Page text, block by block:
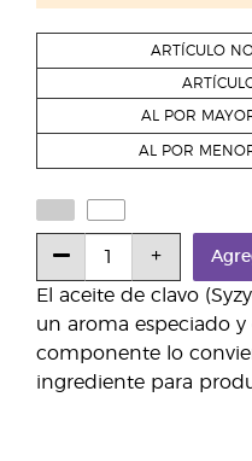
El aceite de clavo
un aroma especiado y
componente lo
ingrediente para
ARTÍCULO
AL POR
AL POR